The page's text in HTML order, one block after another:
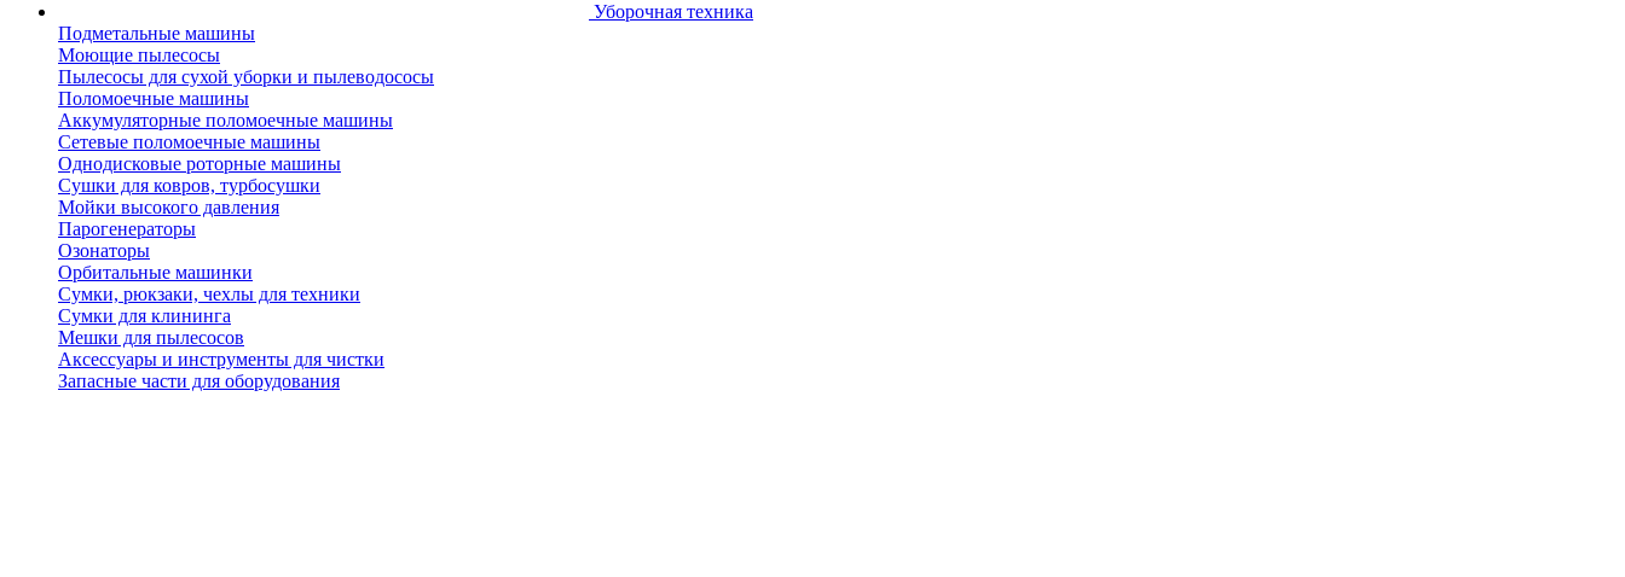
Уборочная техника
Подметальные машины
Моющие пылесосы
Пылесосы для сухой уборки и пылеводососы
Поломоечные машины
Аккумуляторные поломоечные машины
Сетевые поломоечные машины
Однодисковые роторные машины
Сушки для ковров, турбосушки
Мойки высокого давления
Парогенераторы
Озонаторы
Орбитальные машинки
Сумки, рюкзаки, чехлы для техники
Сумки для клининга
Мешки для пылесосов
Аксессуары и инструменты для чистки
Запасные части для оборудования